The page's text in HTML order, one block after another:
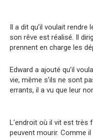
Il a dit qu’il voulait
son rêve est réalisé. Il
prennent en charge les
Edward a ajouté qu’il
vie, même s’ils ne sont
errants, il a vu que leur
L’endroit où il vit est très
peuvent mourir. Comme il